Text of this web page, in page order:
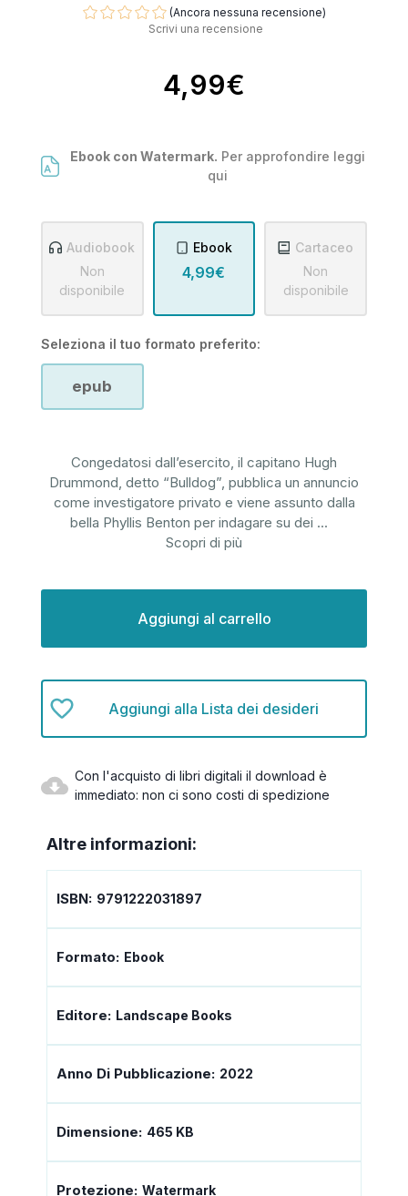
(Ancora nessuna recensione)
Scrivi una recensione
4,99€
Ebook con Watermark. Per approfondire leggi
qui
Audiobook
Non
disponibile
Ebook
4,99€
Cartaceo
Non
disponibile
Seleziona il tuo formato preferito:
epub
Congedatosi dall’esercito, il capitano Hugh
Drummond, detto “Bulldog”, pubblica un annuncio
come investigatore privato e viene assunto dalla
bella Phyllis Benton per indagare su dei ...
Scopri di più
Aggiungi alla Lista dei desideri
Con l'acquisto di libri digitali il download è
immediato: non ci sono costi di spedizione
Altre informazioni:
ISBN: 9791222031897
Formato: Ebook
Editore: Landscape Books
Anno Di Pubblicazione: 2022
Dimensione: 465 KB
Protezione: Watermark